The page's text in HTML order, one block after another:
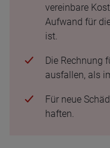
vereinbare
Aufwand für
ist.
Die Rechnung
ausfallen, als
Für neue
haften.